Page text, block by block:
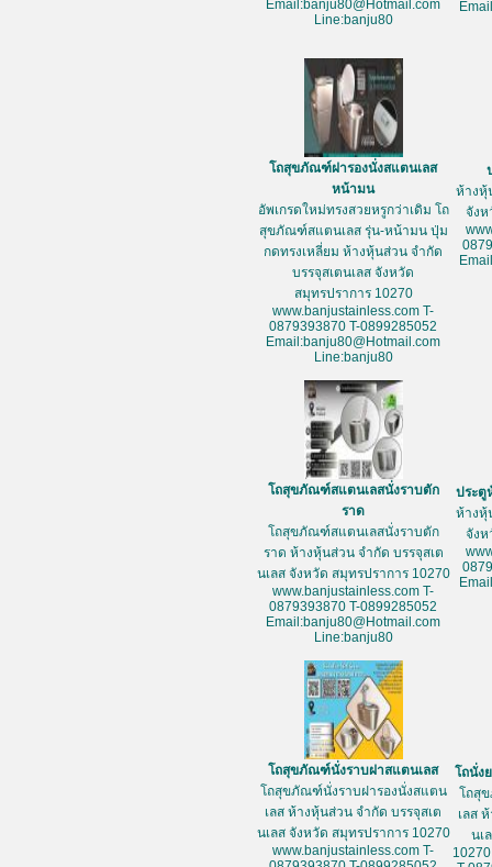
Email:banju80@Hotmail.com
Line:banju80
โถสุขภัณฑ์ฝารองนั่งสแตนเลส
หน้ามน
อัพเกรดใหม่ทรงสวยหรูกว่าเดิม โถ
สุขภัณฑ์สแตนเลส รุ่น-หน้ามน ปุ่ม
กดทรงเหลี่ยม ห้างหุ้นส่วน จำกัด
บรรจุสเตนเลส จังหวัด
สมุทรปราการ 10270
www.banjustainless.com T-
0879393870 T-0899285052
Email:banju80@Hotmail.com
Line:banju80
ห้างหุ้
จังห
โถสุขภัณฑ์สแตนเลสนั่งราบตัก
ราด
โถสุขภัณฑ์สแตนเลสนั่งราบตัก
ราด ห้างหุ้นส่วน จำกัด บรรจุสเต
นเลส จังหวัด สมุทรปราการ 10270
www.banjustainless.com T-
0879393870 T-0899285052
Email:banju80@Hotmail.com
Line:banju80
ประตู
ห้างหุ้
จังห
โถสุขภัณฑ์นั่งราบฝาสแตนเลส
โถสุขภัณฑ์นั่งราบฝารองนั่งสแตน
เลส ห้างหุ้นส่วน จำกัด บรรจุสเต
นเลส จังหวัด สมุทรปราการ 10270
www.banjustainless.com T-
โถนั่ง
โถสุ
เลส
นเ